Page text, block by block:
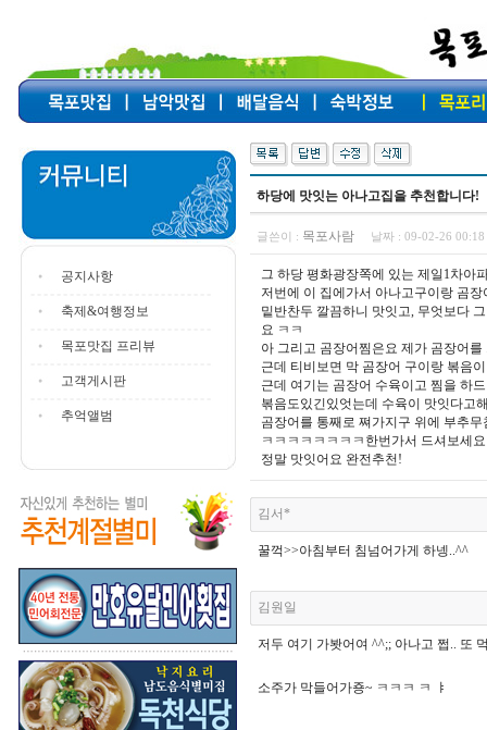
공지사항
축제&여행정보
목포맛집 프리뷰
고객게시판
추억앨범
하당에 맛잇는 아나고집을 추천합니다!
글쓴이 : 목포사람 날짜 : 09-02-26
그 하당 평화광장쪽에 있는 제일1차아
저번에 이 집에가서 아나고구이랑 곰
밑반찬두 깔끔하니 맛잇고, 무엇보다
요 ㅋㅋ
아 그리고 곰장어찜은요 제가 곰장어
근데 티비보면 막 곰장어 구이랑 볶음
근데 여기는 곰장어 수육이고 찜을 하
볶음도있긴있엇는데 수육이 맛잇다고
곰장어를 통째로 쪄가지구 위에 부추
ㅋㅋㅋㅋㅋㅋㅋㅋ한번가서 드셔보세
정말 맛잇어요 완전추천!
김서*
꿀꺽>>아침부터 침넘어가게 하넹..^^
김원일
저두 여기 가봣어여 ^^;; 아나고 쩝.. 또
소주가 막들어가죵~ ㅋㅋㅋ ㅋ ㅑ